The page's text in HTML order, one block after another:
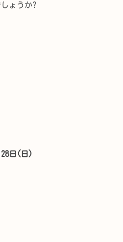
ょうか?
28日(日)